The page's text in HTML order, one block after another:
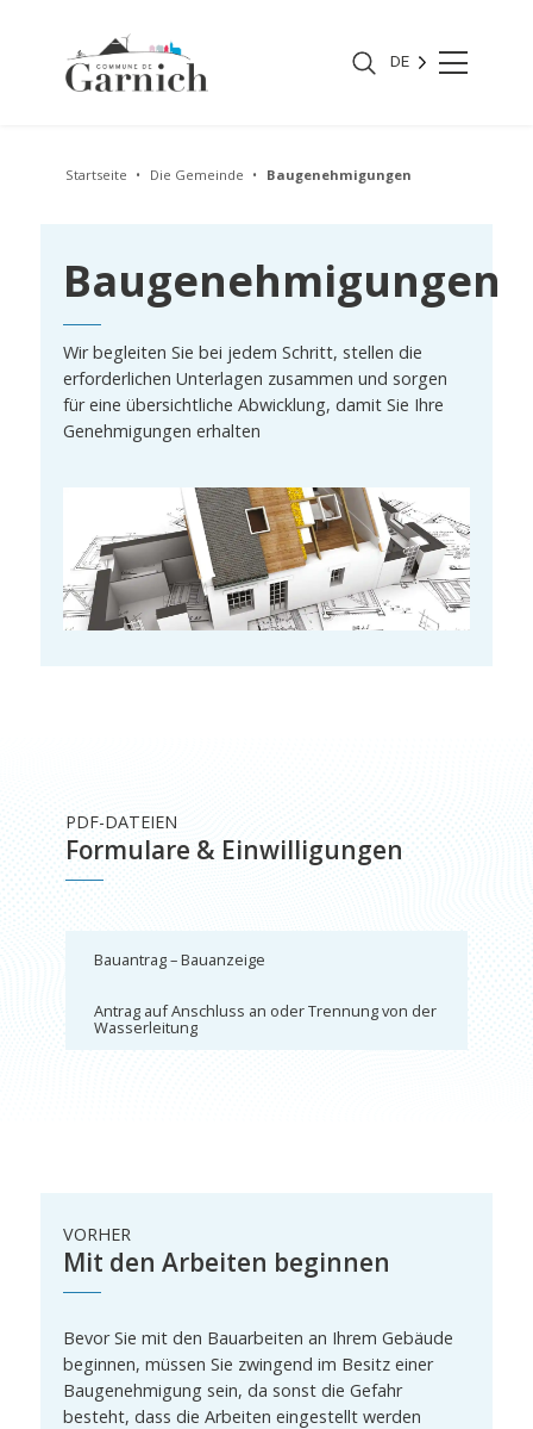
DE
Startseite Die Gemeinde Baugenehmigungen
Baugenehmigungen
Wir begleiten Sie bei jedem Schritt, stellen die
erforderlichen Unterlagen zusammen und sorgen
für eine übersichtliche Abwicklung, damit Sie Ihre
Genehmigungen erhalten
Formulare & Einwilligungen
PDF-DATEIEN
Bauantrag – Bauanzeige
Antrag auf Anschluss an oder Trennung von der
Wasserleitung
Mit den Arbeiten beginnen
VORHER
Bevor Sie mit den Bauarbeiten an Ihrem Gebäude
beginnen, müssen Sie zwingend im Besitz einer
Baugenehmigung sein, da sonst die Gefahr
besteht, dass die Arbeiten eingestellt werden